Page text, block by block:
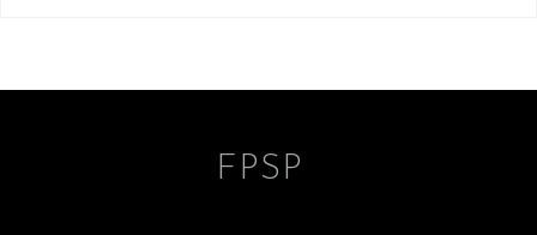
FPSP